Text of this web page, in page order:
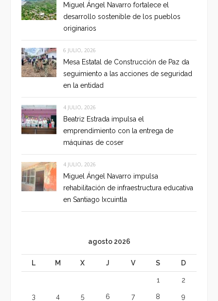
Miguel Ángel Navarro fortalece el
desarrollo sostenible de los pueblos
originarios
6 JULIO, 2026
Mesa Estatal de Construcción de Paz da
seguimiento a las acciones de seguridad
en la entidad
4 JULIO, 2026
Beatriz Estrada impulsa el
emprendimiento con la entrega de
máquinas de coser
4 JULIO, 2026
Miguel Ángel Navarro impulsa
rehabilitación de infraestructura educativa
en Santiago Ixcuintla
agosto 2026
L M X J V S D
1 2
3 4 5 6 7 8 9